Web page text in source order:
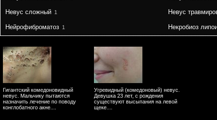
Невус сложный1 Невус
Нейрофиброматоз1 Некробиоз
Гигантский комедоновидный
невус. Мальчику пытаются
назначить лечение по поводу
конглобатного акне....
Угревидный (комедоновый) невус.
Девушка 23 лет, с рождения
существуют высыпания на левой
щеке....